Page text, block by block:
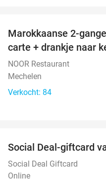
Marokkaanse 2-
carte + drankje naar
NOOR Restaurant
Mechelen
Verkocht: 84
Social Deal-giftcard
Social Deal Giftcard
Online